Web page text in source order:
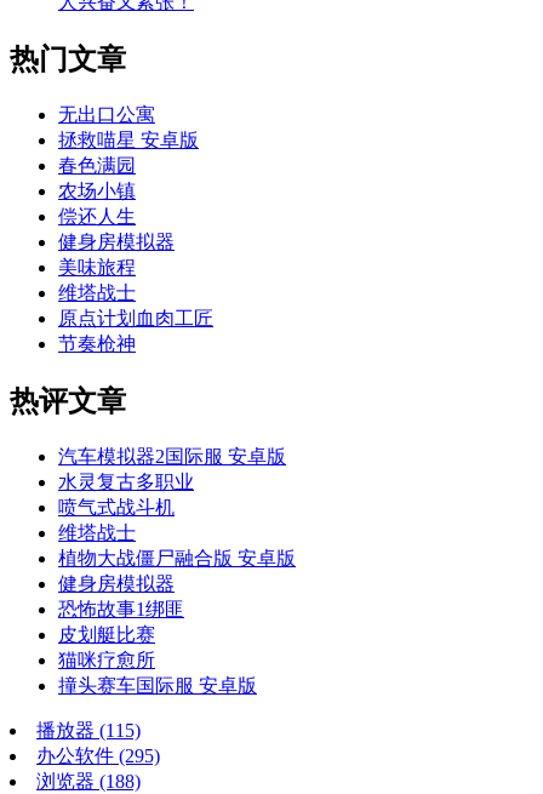
热门文章
无出口公寓
拯救喵星 安卓版
春色满园
农场小镇
偿还人生
健身房模拟器
美味旅程
维塔战士
原点计划血肉工匠
节奏枪神
热评文章
汽车模拟器2国际服 安卓版
水灵复古多职业
喷气式战斗机
维塔战士
植物大战僵尸融合版 安卓版
健身房模拟器
恐怖故事1绑匪
皮划艇比赛
猫咪疗愈所
撞头赛车国际服 安卓版
播放器 (115)
办公软件 (295)
浏览器 (188)